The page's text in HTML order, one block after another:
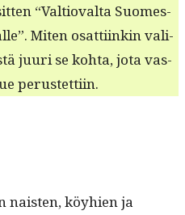
“Val­tio­val­ta Suomes­
Miten osat­ti­inkin vali­
juuri se koh­ta, jota vas­
perustettiin.
nais­ten, köy­hien ja